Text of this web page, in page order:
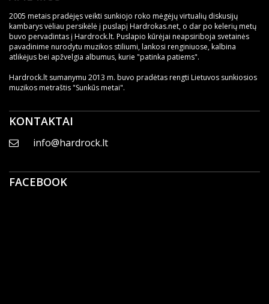
2005 metais pradėjęs veikti sunkiojo roko mėgėjų virtualių diskusijų
kambarys vėliau persikėlė į puslapį Hardrokas.net, o dar po kelerių metų
buvo pervadintas į Hardrock.lt. Puslapio kūrėjai neapsiriboja svetainės
pavadinime nurodytu muzikos stiliumi, lankosi renginiuose, kalbina
atlikėjus bei apžvelgia albumus, kurie "patinka patiems".
Hardrock.lt sumanymu 2013 m. buvo pradėtas rengti Lietuvos sunkiosios
muzikos metraštis "Sunkūs metai".
KONTAKTAI
info@hardrock.lt
FACEBOOK